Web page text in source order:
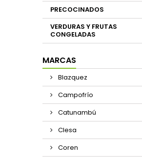
PRECOCINADOS
VERDURAS Y FRUTAS
CONGELADAS
MARCAS
Blazquez
Campofrío
Catunambú
Clesa
Coren